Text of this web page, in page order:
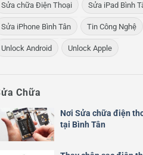
Sửa chữa Điện Thoại Sửa iPad Bình
Sửa iPhone Bình Tân Tin Công Nghệ
Unlock Android Unlock Apple
Chữa
Nơi Sửa chữa điện
tại Bình Tân